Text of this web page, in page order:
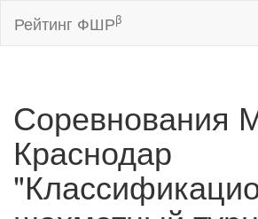
Рейтинг ФШРβ
Соревнования
Краснодар